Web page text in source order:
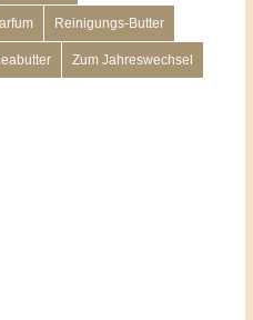
Reinigungs-Butter
Zum Jahreswechsel